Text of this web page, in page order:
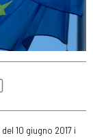
10 giugno 2017 i